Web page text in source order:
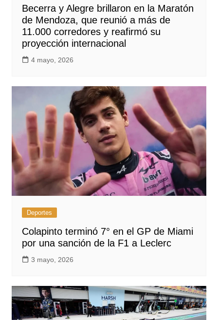
Becerra y Alegre brillaron en la Maratón
de Mendoza, que reunió a más de
11.000 corredores y reafirmó su
proyección internacional
4 mayo, 2026
Deportes
Colapinto terminó 7° en el GP de Miami
por una sanción de la F1 a Leclerc
3 mayo, 2026